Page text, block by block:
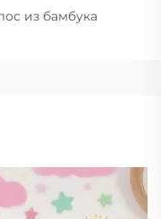
из бамбука